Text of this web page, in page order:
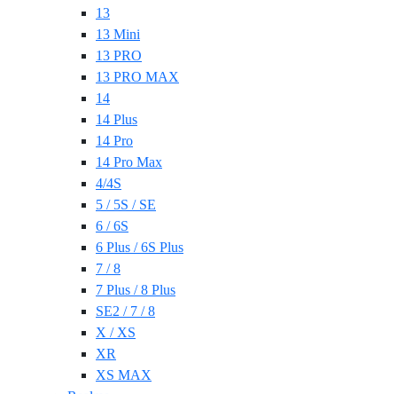
13
13 Mini
13 PRO
13 PRO MAX
14
14 Plus
14 Pro
14 Pro Max
4/4S
5 / 5S / SE
6 / 6S
6 Plus / 6S Plus
7 / 8
7 Plus / 8 Plus
SE2 / 7 / 8
X / XS
XR
XS MAX